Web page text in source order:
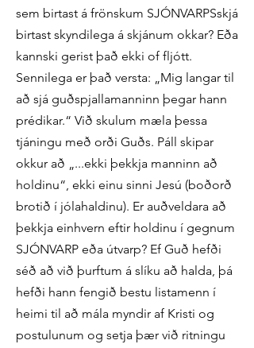
sem birtast á frönskum SJÓNVARPSskjá
birtast skyndilega á skjánum okkar? Eða
kannski gerist það ekki of fljótt.
Sennilega er það versta: „Mig langar til
að sjá guðspjallamanninn þegar hann
prédikar.“ Við skulum mæla þessa
tjáningu með orði Guðs. Páll skipar
okkur að „...ekki þekkja manninn að
holdinu“, ekki einu sinni Jesú (boðorð
brotið í jólahaldinu). Er auðveldara að
þekkja einhvern eftir holdinu í gegnum
SJÓNVARP eða útvarp? Ef Guð hefði
séð að við þurftum á slíku að halda, þá
hefði hann fengið bestu listamenn í
heimi til að mála myndir af Kristi og
postulunum og setja þær við ritningu